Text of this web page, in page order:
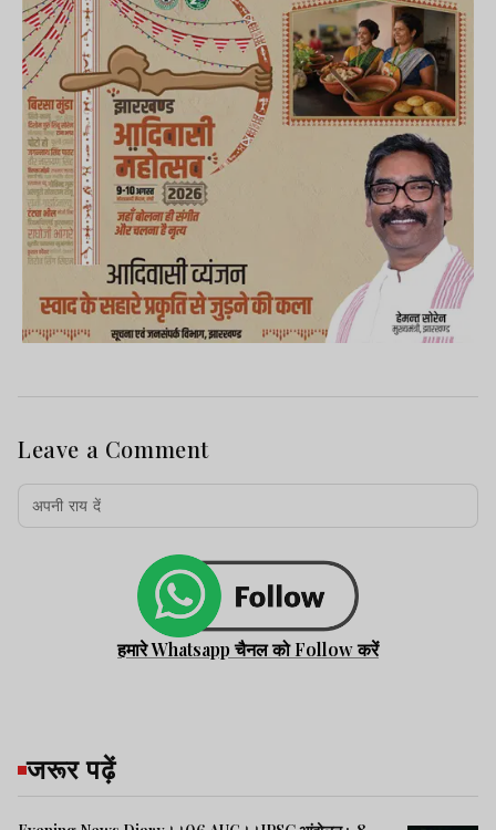
Leave a Comment
हमारे Whatsapp चैनल को Follow करें
जरूर पढ़ें